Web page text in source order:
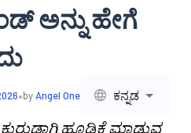
ಅನ್ನು ಹೇಗೆ
•byAngel One ಕನ್ನಡ
ಹೂಡಿಕೆ ಮಾಡುವ